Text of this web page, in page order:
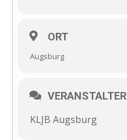
ORT
Augsburg
VERANSTALTER
KLJB Augsburg